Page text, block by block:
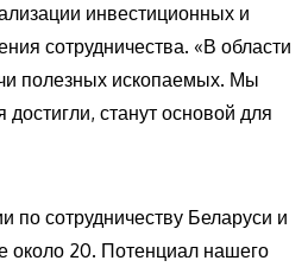
инвестиционных и
сотрудничества. «В области
полезных ископаемых. Мы
станут основой для
по сотрудничеству Беларуси и
около 20. Потенциал нашего